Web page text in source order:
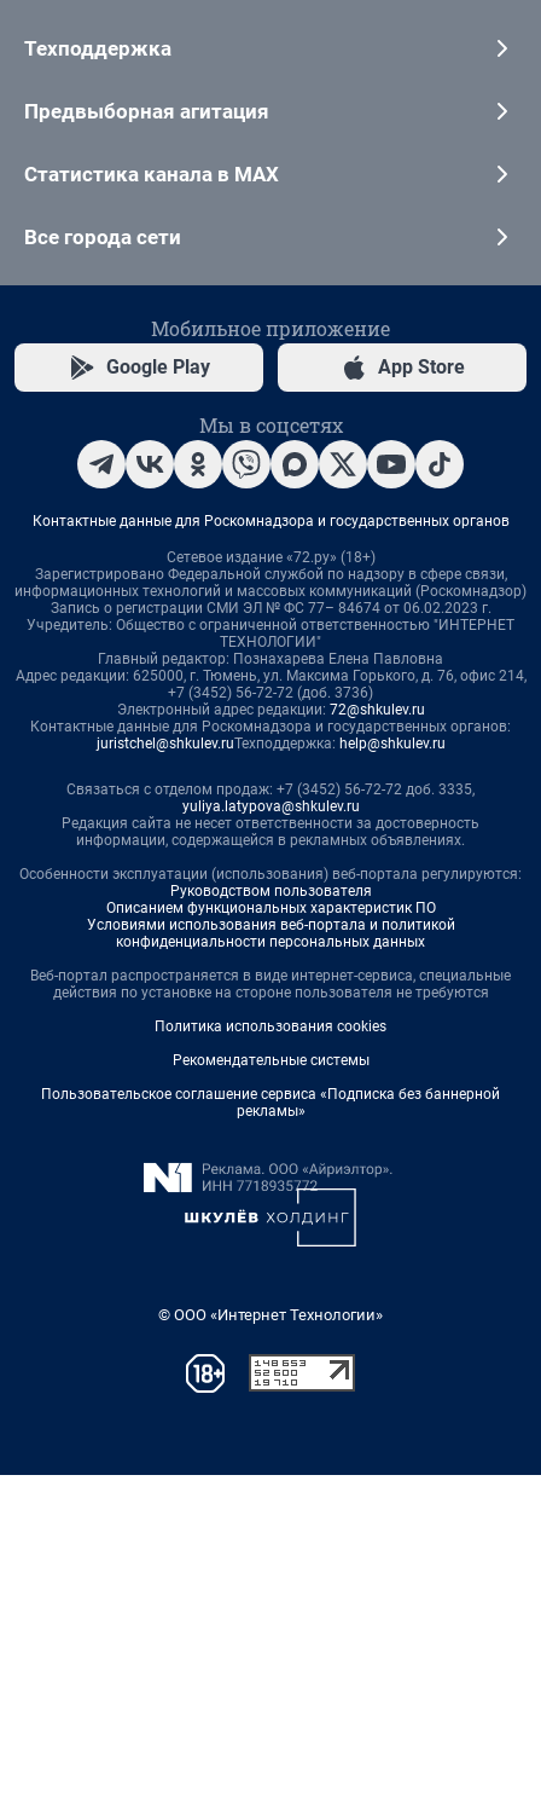
Техподдержка
Предвыборная агитация
Статистика канала в MAX
Все города сети
Мобильное приложение
Google Play App Store
Мы в соцсетях
Контактные данные для Роскомнадзора и государственных органов
Сетевое издание «72.ру» (18+)
Зарегистрировано Федеральной службой по надзору в сфере связи,
информационных технологий и массовых коммуникаций (Роскомнадзор)
Запись о регистрации СМИ ЭЛ № ФС 77– 84674 от 06.02.2023 г.
Учредитель: Общество с ограниченной ответственностью "ИНТЕРНЕТ
ТЕХНОЛОГИИ"
Главный редактор: Познахарева Елена Павловна
Адрес редакции: 625000, г. Тюмень, ул. Максима Горького, д. 76, офис 214,
+7 (3452) 56-72-72 (доб. 3736)
Электронный адрес редакции: 72@shkulev.ru
Контактные данные для Роскомнадзора и государственных органов:
juristchel@shkulev.ruТехподдержка: help@shkulev.ru
Связаться с отделом продаж: +7 (3452) 56-72-72 доб. 3335,
yuliya.latypova@shkulev.ru
Редакция сайта не несет ответственности за достоверность
информации, содержащейся в рекламных объявлениях.
Особенности эксплуатации (использования) веб-портала регулируются:
Руководством пользователя
Описанием функциональных характеристик ПО
Условиями использования веб-портала и политикой
конфиденциальности персональных данных
Веб-портал распространяется в виде интернет-сервиса, специальные
действия по установке на стороне пользователя не требуются
Политика использования cookies
Рекомендательные системы
Пользовательское соглашение сервиса «Подписка без баннерной
рекламы»
© ООО «Интернет Технологии»